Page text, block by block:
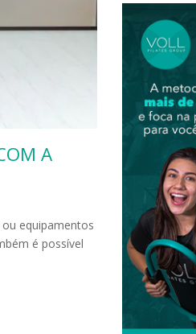
A
equipamentos
é possível